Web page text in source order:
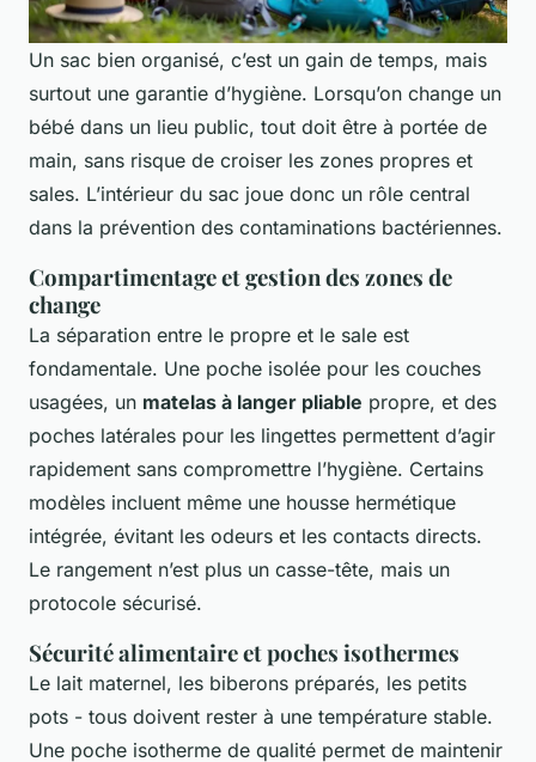
Un sac bien organisé, c’est un gain de temps, mais
surtout une garantie d’hygiène. Lorsqu’on change un
bébé dans un lieu public, tout doit être à portée de
main, sans risque de croiser les zones propres et
sales. L’intérieur du sac joue donc un rôle central
dans la prévention des contaminations bactériennes.
Compartimentage et gestion des zones de
change
La séparation entre le propre et le sale est
fondamentale. Une poche isolée pour les couches
usagées, un matelas à langer pliable propre, et des
poches latérales pour les lingettes permettent d’agir
rapidement sans compromettre l’hygiène. Certains
modèles incluent même une housse hermétique
intégrée, évitant les odeurs et les contacts directs.
Le rangement n’est plus un casse-tête, mais un
protocole sécurisé.
Sécurité alimentaire et poches isothermes
Le lait maternel, les biberons préparés, les petits
pots - tous doivent rester à une température stable.
Une poche isotherme de qualité permet de maintenir